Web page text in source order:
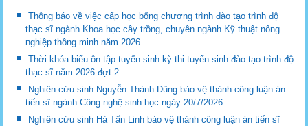
Thông báo về việc cấp học bổng chương trình đào tạo trình độ
thạc sĩ ngành Khoa học cây trồng, chuyên ngành Kỹ thuật nông
nghiệp thông minh năm 2026
Thời khóa biểu ôn tập tuyển sinh kỳ thi tuyển sinh đào tạo trình độ
thạc sĩ năm 2026 đợt 2
Nghiên cứu sinh Nguyễn Thành Dũng bảo vệ thành công luận án
tiến sĩ ngành Công nghệ sinh học ngày 20/7/2026
Nghiên cứu sinh Hà Tấn Linh bảo vệ thành công luận án tiến sĩ